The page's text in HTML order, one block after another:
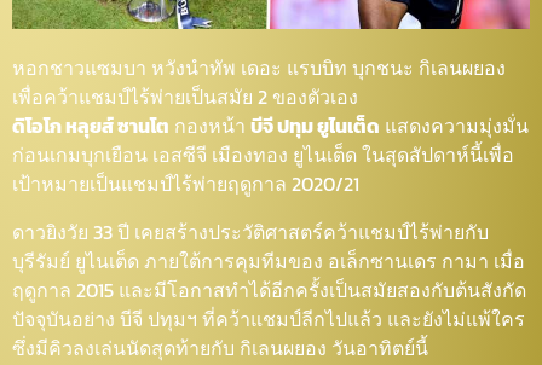
หอกชาวแซมบา หวังนำทัพ เดอะ แรบบิท บุกชนะ กิเลนผยอง
เพื่อคว้าแชมป์ไร้พ่ายเป็นสมัย 2 ของตัวเอง
ดิโอโก หลุยส์ ซานโต กองหน้า บีจี ปทุม ยูไนเต็ด แสดงความมุ่งมั่น
ก่อนเกมบุกเยือน เอสซีจี เมืองทอง ยูไนเต็ด ในสุดสัปดาห์นี้เพื่อ
เป้าหมายเป็นแชมป์ไร้พ่ายฤดูกาล 2020/21
ดาวยิงวัย 33 ปี เคยสร้างประวัติศาสตร์คว้าแชมป์ไร้พ่ายกับ
บุรีรัมย์ ยูไนเต็ด ภายใต้การคุมทีมของ อเล็กซานเดร กามา เมื่อ
ฤดูกาล 2015 และมีโอกาสทำได้อีกครั้งเป็นสมัยสองกับต้นสังกัด
ปัจจุบันอย่าง บีจี ปทุมฯ ที่คว้าแชมป์ลีกไปแล้ว และยังไม่แพ้ใคร
ซึ่งมีคิวลงเล่นนัดสุดท้ายกับ กิเลนผยอง วันอาทิตย์นี้